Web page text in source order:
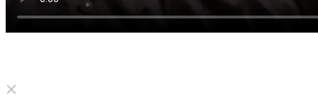
Click to unmute